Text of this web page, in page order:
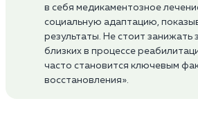
в себя медикаментозное
социальную адаптацию,
результаты. Не стоит занижать
близких в процессе
часто становится ключевым
восстановления».